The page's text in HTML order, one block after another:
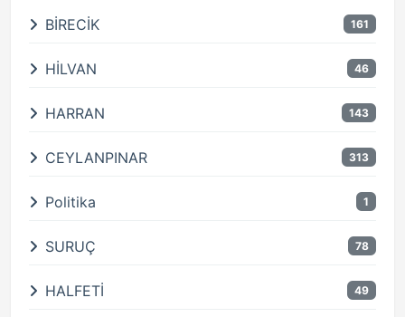
BİRECİK 161
HİLVAN 46
HARRAN 143
CEYLANPINAR 313
Politika 1
SURUÇ 78
HALFETİ 49